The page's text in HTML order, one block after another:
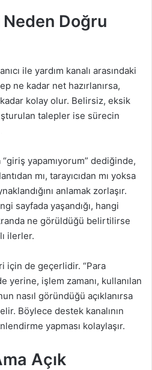
Doğru
ile yardım kanalı arasındaki
ne kadar net hazırlanırsa,
kolay olur. Belirsiz, eksik
talepler ise sürecin
“giriş yapamıyorum” dediğinde,
mı, tarayıcıdan mı yoksa
anlamak zorlaşır.
sayfada yaşandığı, hangi
ne görüldüğü belirtilirse
ilerler.
için de geçerlidir. “Para
yerine, işlem zamanı, kullanılan
nasıl göründüğü açıklanırsa
Böylece destek kanalının
yapması kolaylaşır.
Açık